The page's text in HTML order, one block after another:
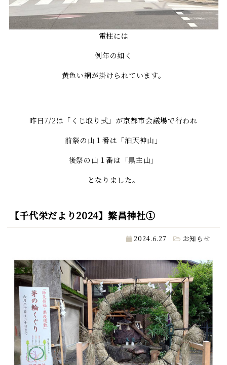
電柱には
例年の如く
黄色い網が掛けられています。
昨日7/2は「くじ取り式」が京都市会議場で行われ
前祭の山１番は「油天神山」
後祭の山１番は「黒主山」
となりました。
【千代栄だより2024】繁昌神社①
2024.6.27 お知らせ